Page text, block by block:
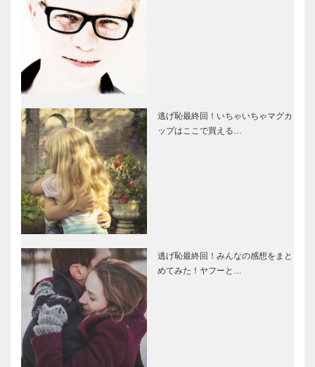
逃げ恥最終回！いちゃいちゃマグカ
ップはここで買える…
逃げ恥最終回！みんなの感想をまと
めてみた！ヤフーと…